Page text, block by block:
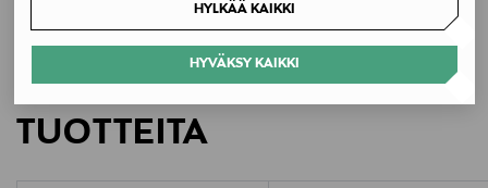
HYLKÄÄ KAIKKI
HYVÄKSY KAIKKI
Danzigerkade 165, 1013 AP Amsterdam, Netherlands
LISÄÄ KIINNOSTAVIA
TUOTTEITA